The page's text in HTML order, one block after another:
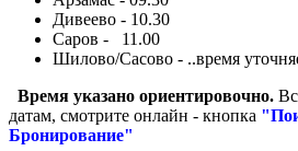
Дивеево - 10.30
Саров - 11.00
Шилово/Сасово - ..время
Время указано ориентировочно.
датам, смотрите онлайн - кнопка
Бронирование"